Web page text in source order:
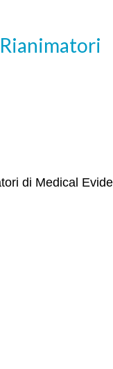
di Medical